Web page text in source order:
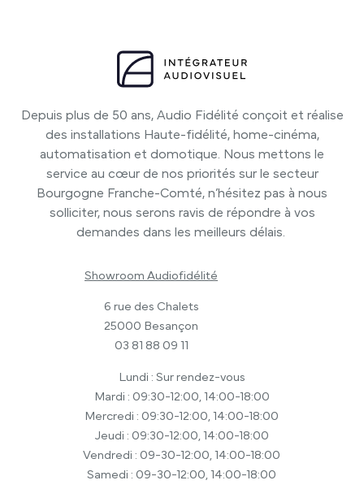
Depuis plus de 50 ans, Audio Fidélité conçoit et réalise
des installations Haute-fidélité, home-cinéma,
automatisation et domotique. Nous mettons le
service au cœur de nos priorités sur le secteur
Bourgogne Franche-Comté, n’hésitez pas à nous
solliciter, nous serons ravis de répondre à vos
demandes dans les meilleurs délais.
Showroom Audiofidélité
6 rue des Chalets
25000 Besançon
03 81 88 09 11
Lundi : Sur rendez-vous
Mardi : 09:30-12:00, 14:00-18:00
Mercredi : 09:30-12:00, 14:00-18:00
Jeudi : 09:30-12:00, 14:00-18:00
Vendredi : 09-30-12:00, 14:00-18:00
Samedi : 09-30-12:00, 14:00-18:00